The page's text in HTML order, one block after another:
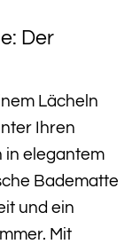
Der
Lächeln
Ihren
in elegantem
Badematte
und ein
Mit